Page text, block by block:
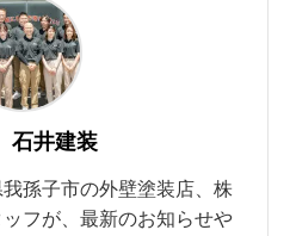
石井建装
孫子市の外壁塗装店、株
フが、最新のお知らせや